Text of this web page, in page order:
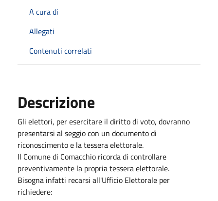
A cura di
Allegati
Contenuti correlati
Descrizione
Gli elettori, per esercitare il diritto di voto, dovranno
presentarsi al seggio con un documento di
riconoscimento e la tessera elettorale.
Il Comune di Comacchio ricorda di controllare
preventivamente la propria tessera elettorale.
Bisogna infatti recarsi all'Ufficio Elettorale per
richiedere: